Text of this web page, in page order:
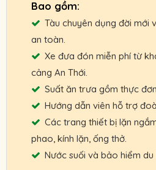
Tàu chuyên dụng đời mới
an toàn.
Xe đưa đón miễn phí từ
cảng An Thới.
Suất ăn trưa gồm thực
Hướng dẫn viên hỗ trợ
Các trang thiết bị lặn
phao, kính lặn, ống thở.
Nước suối và bảo hiểm du